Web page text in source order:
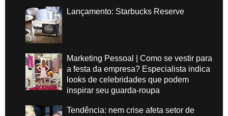
Lançamento: Starbucks Reserve
Marketing Pessoal | Como se vestir para
a festa da empresa? Especialista indica
looks de celebridades que podem
inspirar seu guarda-roupa
Tendência: nem crise afeta setor de